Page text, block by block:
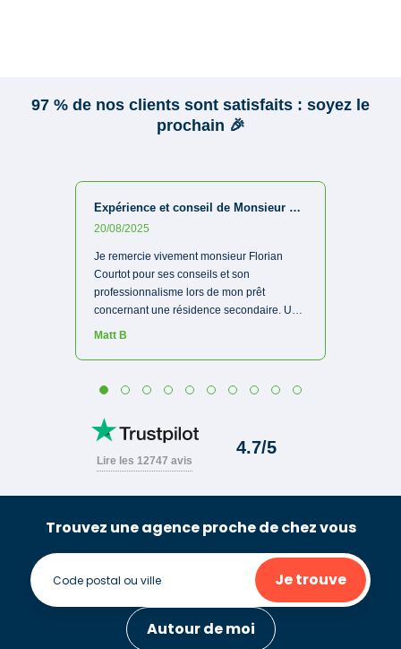
Trouvez une agence proche de chez vous
Je trouve
Autour de moi